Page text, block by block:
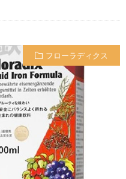
フローラディクス